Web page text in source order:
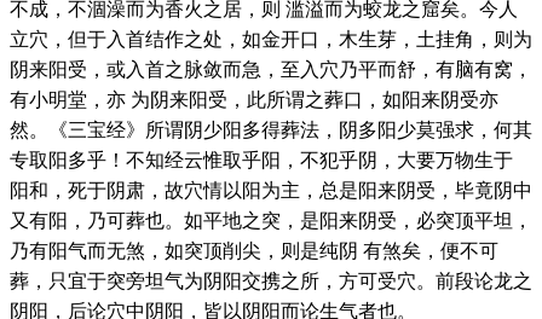
不成，不涸澡而为香火之居，则 滥溢而为蛟龙之窟矣。今人
立穴，但于入首结作之处，如金开口，木生芽，土挂角，则为
阴来阳受，或入首之脉敛而急，至入穴乃平而舒，有脑有窝，
有小明堂，亦 为阴来阳受，此所谓之葬口，如阳来阴受亦
然。《三宝经》所谓阴少阳多得葬法，阴多阳少莫强求，何其
专取阳多乎！不知经云惟取乎阳，不犯乎阴，大要万物生于
阳和，死于阴肃，故穴情以阳为主，总是阳来阴受，毕竟阴中
又有阳，乃可葬也。如平地之突，是阳来阴受，必突顶平坦，
乃有阳气而无煞，如突顶削尖，则是纯阴 有煞矣，便不可
葬，只宜于突旁坦气为阴阳交携之所，方可受穴。前段论龙之
阴阳，后论穴中阴阳，皆以阴阳而论生气者也。